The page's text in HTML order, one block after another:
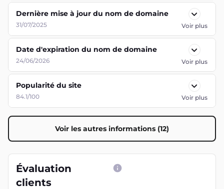
Dernière mise à jour du nom de domaine
31/07/2025 Voir plus
Date d'expiration du nom de domaine
24/06/2026 Voir plus
Popularité du site
84.1/100 Voir plus
Voir les autres informations (12)
Évaluation
clients